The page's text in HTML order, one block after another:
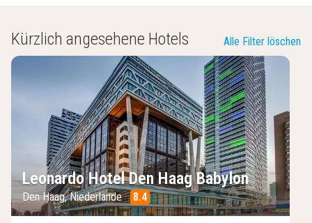
Kürzlich angesehene Hotels Alle Filter löschen
Leonardo Hotel Den Haag Babylon
Den Haag,Niederlande 8.4
/10